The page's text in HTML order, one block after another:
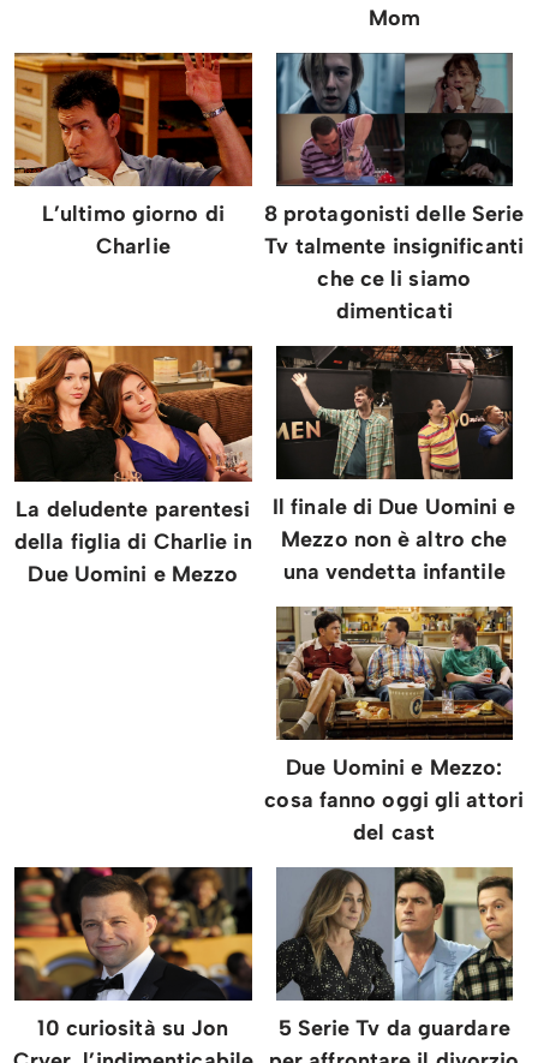
Mom
L’ultimo giorno di
Charlie
8 protagonisti delle Serie
Tv talmente insignificanti
che ce li siamo
dimenticati
La deludente parentesi
della figlia di Charlie in
Due Uomini e Mezzo
Il finale di Due Uomini e
Mezzo non è altro che
una vendetta infantile
Due Uomini e Mezzo:
cosa fanno oggi gli attori
del cast
10 curiosità su Jon
5 Serie Tv da guardare